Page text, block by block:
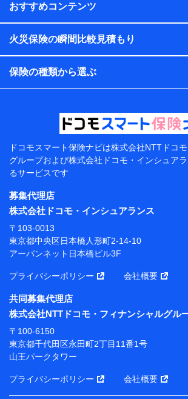
析して、お客さまの趣味・嗜好・傾向に応
各種セミナーの開催のため
コンサルティングサービスの実施のため
アンケートやキャンペーン等の実施のため
上記に係る案内・手続き・管理等付帯業務
当該個人データを取り扱う各共同利用者
東京都千代田区永田町2丁目11番1号 山
株式会社NTTドコモ 代表取締役社長 前
東京都中央区日本橋人形町2-14-10 アー
本橋ビル 3F
長 吉村 忠義
※ 当社および株式会社NTTドコモは、お
ソナルデータ憲章」に定める行動原則を順
※ パーソナルデータダッシュボードの「
管理」の設定状態にかかわらず、共同利
ります。
※ dポイントクラブ会員ではないお客さ
月11日以降、一度もdポイントクラブ会員
がないお客さまに限る）に関する、2019
前に取得した個人データは、こちら の利
おすすめコンテンツ
火災保険の瞬間比較見積もり
保険の種類から選ぶ
ドコモスマート保険ナビは株式会社NTTドコ
グループおよび株式会社ドコモ・インシュア
るサービスです
募集代理店
株式会社ドコモ・インシュアランス
〒103-0013
東京都中央区日本橋人形町2-14-10
アーバンネット日本橋ビル3F
プライバシーポリシー 会社概要
共同募集代理店
株式会社NTTドコモ・フィナンシャルグル
〒100-6150
東京都千代田区永田町2丁目11番1号
山王パークタワー
プライバシーポリシー 会社概要